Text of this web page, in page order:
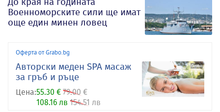
Военноморските сили ще имат
още един минен ловец
Оферта от Grabo.bg
Авторски меден SPA масаж
за гръб и ръце
Цена:55.30 € 79.00 €
108.16 лв 154.51 лв